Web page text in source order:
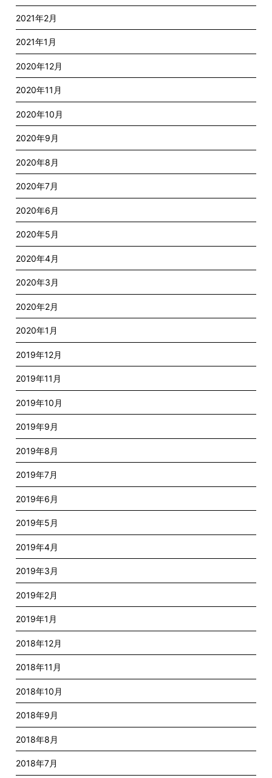
2021年2月
2021年1月
2020年12月
2020年11月
2020年10月
2020年9月
2020年8月
2020年7月
2020年6月
2020年5月
2020年4月
2020年3月
2020年2月
2020年1月
2019年12月
2019年11月
2019年10月
2019年9月
2019年8月
2019年7月
2019年6月
2019年5月
2019年4月
2019年3月
2019年2月
2019年1月
2018年12月
2018年11月
2018年10月
2018年9月
2018年8月
2018年7月